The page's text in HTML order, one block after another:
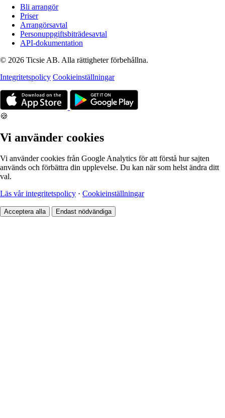
Bli arrangör
Priser
Arrangörsavtal
Personuppgiftsbiträdesavtal
API-dokumentation
© 2026 Ticsie AB. Alla rättigheter förbehållna.
Integritetspolicy Cookieinställningar
🍪
Vi använder cookies
Vi använder cookies från Google Analytics för att förstå hur sajten
används och förbättra din upplevelse. Du kan när som helst ändra ditt
val.
Läs vår integritetspolicy · Cookieinställningar
Acceptera alla Endast nödvändiga